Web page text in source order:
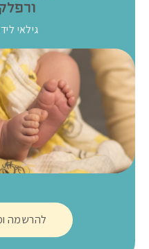
גילאי
להרשמה